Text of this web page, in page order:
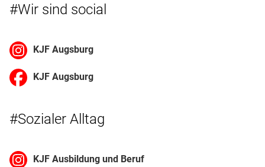
#Wir sind social
KJF Augsburg
KJF Augsburg
#Sozialer Alltag
KJF Ausbildung und Beruf